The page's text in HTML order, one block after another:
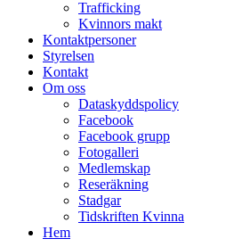
Trafficking
Kvinnors makt
Kontaktpersoner
Styrelsen
Kontakt
Om oss
Dataskyddspolicy
Facebook
Facebook grupp
Fotogalleri
Medlemskap
Reseräkning
Stadgar
Tidskriften Kvinna
Hem